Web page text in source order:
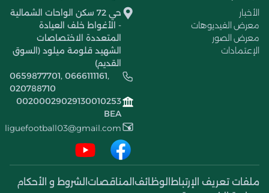
الأخبار
معرض الفيديوهات
معرض الصور
الإعتمادات
حي 72 سكن الواحات الشمالية
- الأغواط خلف العيادة
المتعددة الاختصاصات
الشهيد قلومة ميلود (السوق
القديم)
0659877701, 0666111161,
020788710
00200029029130010253
BEA
liguefootball03@gmail.com
ملفات تعريف الإرتباط الوظائف المناقصات الشروط و الأحكام